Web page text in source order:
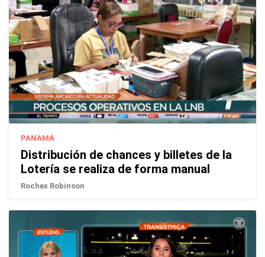
PANAMÁ
Distribución de chances y billetes de la
Lotería se realiza de forma manual
Rochex Robinson